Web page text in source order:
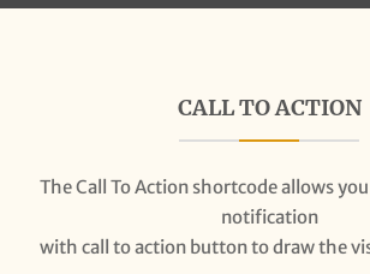
CALL TO ACTION
The Call To Action shortcode allows
notification
with call to action button to draw the